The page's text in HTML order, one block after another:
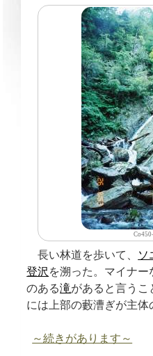
長い林道を歩いて、 ソ
登沢 を溯った。マイナー
のある滝があると言うこ
には上部の藪漕ぎが主体
～続きがあります～